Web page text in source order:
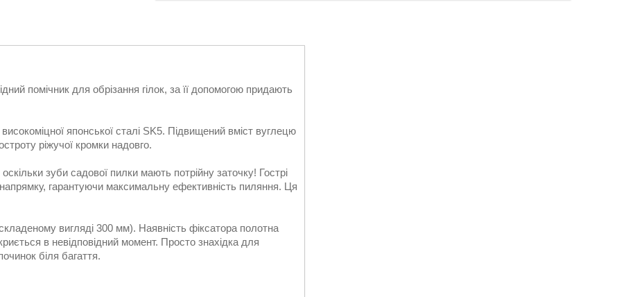
помічник для обрізання гілок, за її допомогою придають
японської сталі SK5. Підвищений вміст вуглецю
ріжучої кромки надовго.
зуби садової пилки мають потрійну заточку! Гострі
гарантуючи максимальну ефективність пиляння. Ця
вигляді 300 мм). Наявність фіксатора полотна
в невідповідний момент. Просто знахідка для
біля багаття.